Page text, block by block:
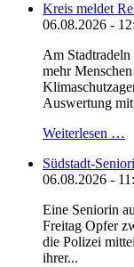
Kreis meldet
06.08.2026 -
Am
mehr
Auswertung
Weiterlesen …
Südstadt-
06.08.2026 -
Eine Seniorin
Freitag Opfer
die Polizei
ihrer...